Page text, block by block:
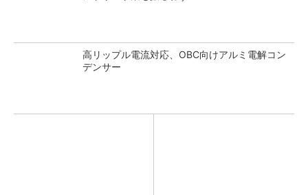
高リップル電流対応、OBC向けアルミ電解コン
デンサー